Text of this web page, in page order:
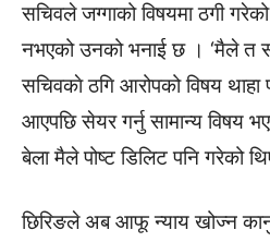
सचिवले जग्गाको विषयमा ठगी
नभएको उनको भनाई छ । ‘मैले त
सचिवकाे ठगि आरोपको विषय थाहा
आएपछि सेयर गर्नु सामान्य विषय
बेला मैले पोष्ट डिलिट पनि गरेको
छिरिङले अब आफू न्याय खोज्न